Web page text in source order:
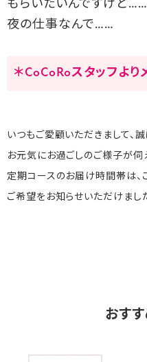
もらいたいんですけど……
夜の仕事なんで……
＊CoCoRoスタッフより
いつもご愛顧いただきまして、誠
お元気にお過ごしのご様子が伺
定期コースのお届け時間帯は、
ご希望をお知らせいただけまし
おす